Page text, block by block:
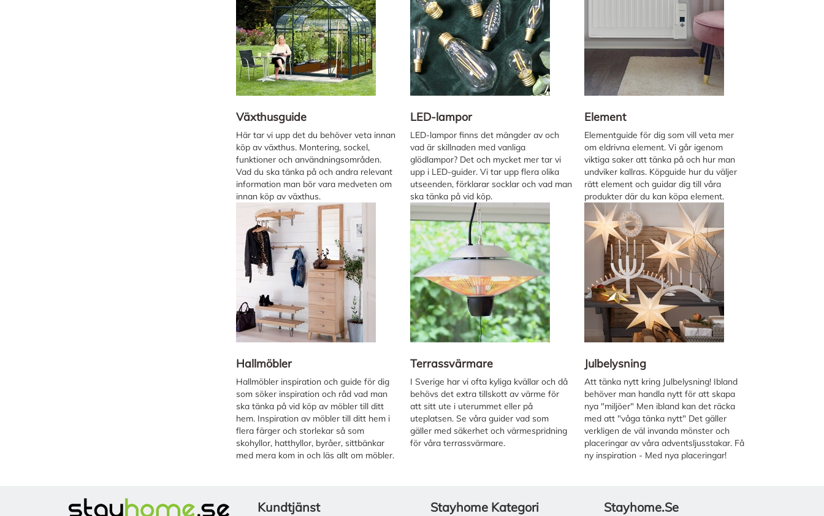
Växthusguide
Här tar vi upp det du behöver veta innan
köp av växthus. Montering, sockel,
funktioner och användningsområden.
Vad du ska tänka på och andra relevant
information man bör vara medveten om
innan köp av växthus.
LED-lampor
LED-lampor finns det mängder av och
vad är skillnaden med vanliga
glödlampor? Det och mycket mer tar vi
upp i LED-guider. Vi tar upp flera olika
utseenden, förklarar socklar och vad man
ska tänka på vid köp.
Element
Elementguide för dig som vill veta mer
om eldrivna element. Vi går igenom
viktiga saker att tänka på och hur man
undviker kallras. Köpguide hur du väljer
rätt element och guidar dig till våra
produkter där du kan köpa element.
Hallmöbler
Hallmöbler inspiration och guide för dig
som söker inspiration och råd vad man
ska tänka på vid köp av möbler till ditt
hem. Inspiration av möbler till ditt hem i
flera färger och storlekar så som
skohyllor, hatthyllor, byråer, sittbänkar
med mera kom in och läs allt om möbler.
Terrassvärmare
I Sverige har vi ofta kyliga kvällar och då
behövs det extra tillskott av värme för
att sitt ute i uterummet eller på
uteplatsen. Se våra guider vad som
gäller med säkerhet och värmespridning
för våra terrassvärmare.
Julbelysning
Att tänka nytt kring Julbelysning! Ibland
behöver man handla nytt för att skapa
nya "miljöer" Men ibland kan det räcka
med att "våga tänka nytt" Det gäller
verkligen de väl invanda mönster och
placeringar av våra adventsljusstakar. Få
ny inspiration - Med nya placeringar!
Kundtjänst Stayhome Kategori Stayhome.se